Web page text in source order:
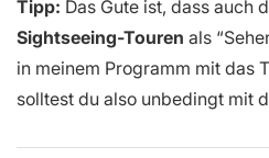
Tipp: Das Gute ist, dass auch
Sightseeing-Touren als
in meinem Programm mit das
solltest du also unbedingt mit